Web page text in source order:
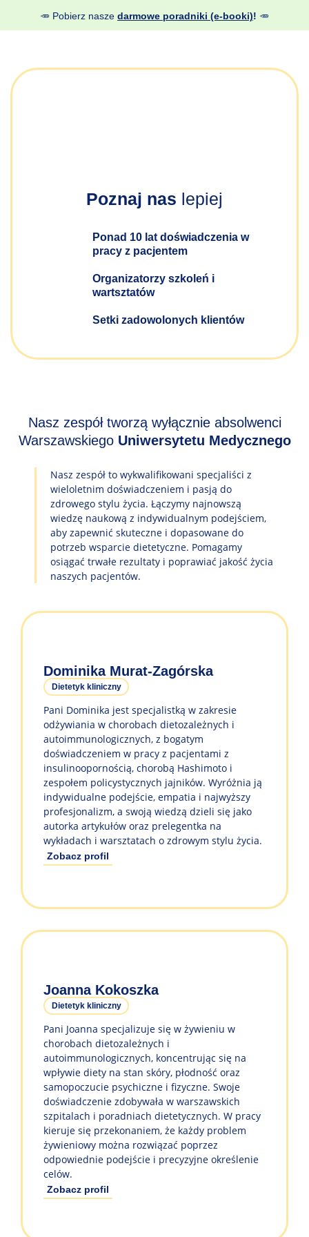
🥕 Pobierz nasze darmowe poradniki (e-booki)! 🥕
Poznaj nas lepiej
Ponad 10 lat doświadczenia w
pracy z pacjentem
Organizatorzy szkoleń i
wartsztatów
Setki zadowolonych klientów
Nasz zespół tworzą wyłącznie absolwenci
Warszawskiego Uniwersytetu Medycznego
Nasz zespół to wykwalifikowani specjaliści z
wieloletnim doświadczeniem i pasją do
zdrowego stylu życia. Łączymy najnowszą
wiedzę naukową z indywidualnym podejściem,
aby zapewnić skuteczne i dopasowane do
potrzeb wsparcie dietetyczne. Pomagamy
osiągać trwałe rezultaty i poprawiać jakość życia
naszych pacjentów.
Dominika Murat-Zagórska
Dietetyk kliniczny
Pani Dominika jest specjalistką w zakresie
odżywiania w chorobach dietozależnych i
autoimmunologicznych, z bogatym
doświadczeniem w pracy z pacjentami z
insulinoopornością, chorobą Hashimoto i
zespołem policystycznych jajników. Wyróżnia ją
indywidualne podejście, empatia i najwyższy
profesjonalizm, a swoją wiedzą dzieli się jako
autorka artykułów oraz prelegentka na
wykładach i warsztatach o zdrowym stylu życia.
Zobacz profil
Joanna Kokoszka
Dietetyk kliniczny
Pani Joanna specjalizuje się w żywieniu w
chorobach dietozależnych i
autoimmunologicznych, koncentrując się na
wpływie diety na stan skóry, płodność oraz
samopoczucie psychiczne i fizyczne. Swoje
doświadczenie zdobywała w warszawskich
szpitalach i poradniach dietetycznych. W pracy
kieruje się przekonaniem, że każdy problem
żywieniowy można rozwiązać poprzez
odpowiednie podejście i precyzyjne określenie
celów.
Zobacz profil